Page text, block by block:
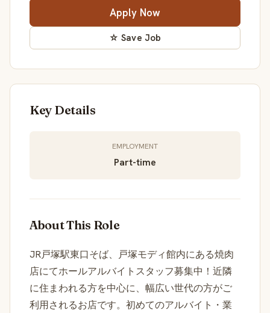
Apply Now
☆ Save Job
Key Details
EMPLOYMENT
Part-time
About This Role
JR戸塚駅東口そば、戸塚モディ館内にある焼肉
店にてホールアルバイトスタッフ募集中！近隣
に住まわれる方を中心に、幅広い世代の方がご
利用されるお店です。初めてのアルバイト・業